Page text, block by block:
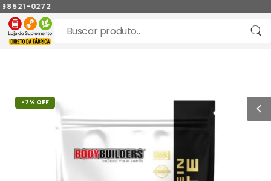
0272
-7% OFF